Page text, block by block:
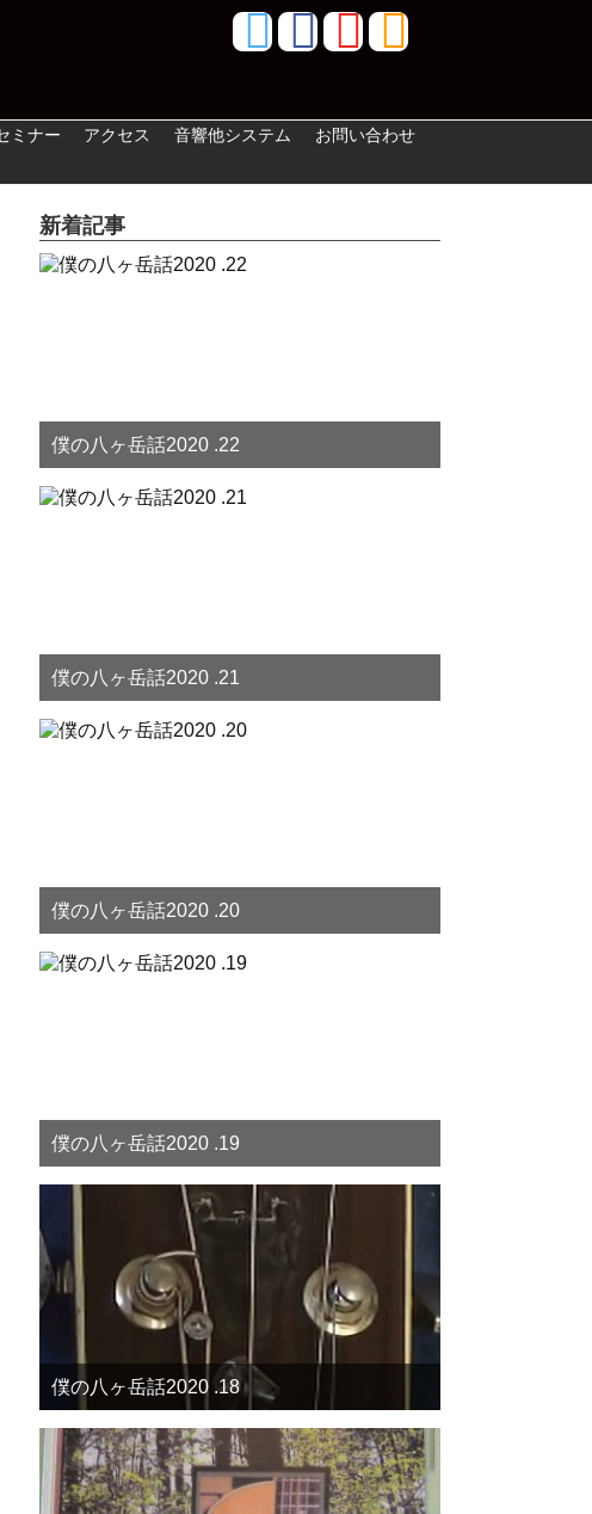
ミナー アクセス 音響他システム
お問い合わせ
新着記事
僕の八ヶ岳話2020 .22
僕の八ヶ岳話2020 .21
僕の八ヶ岳話2020 .20
僕の八ヶ岳話2020 .19
僕の八ヶ岳話2020 .18